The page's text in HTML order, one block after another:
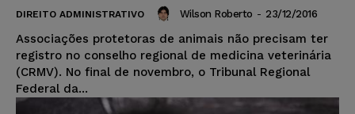
DIREITO ADMINISTRATIVO Wilson Roberto - 23/12/2016
Associações protetoras de animais não precisam ter
registro no conselho regional de medicina veterinária
(CRMV). No final de novembro, o Tribunal Regional
Federal da...